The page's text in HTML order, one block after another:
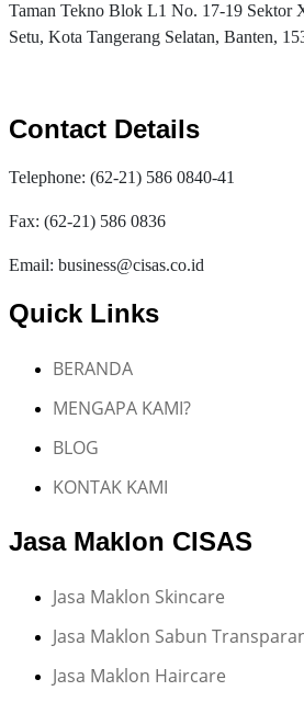
Taman Tekno Blok L1 No. 17-19 Sektor
Setu, Kota Tangerang Selatan, Banten,
Contact Details
Telephone: (62-21) 586 0840-41
Fax: (62-21) 586 0836
Email: business@cisas.co.id
Quick Links
BERANDA
MENGAPA KAMI?
BLOG
KONTAK KAMI
Jasa Maklon CISAS
Jasa Maklon Skincare
Jasa Maklon Sabun
Jasa Maklon Haircare